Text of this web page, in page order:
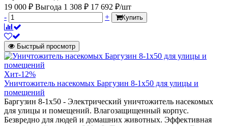
19 000 ₽ Выгода 1 308 ₽ 17 692 ₽/шт
-
+ Купить
Быстрый просмотр
Хит-12%
Уничтожитель насекомых Баргузин 8-1x50 для улицы и
помещений
Баргузин 8-1х50 - Электрический уничтожитель насекомых
для улицы и помещений. Влагозащищенный корпус.
Безвредно для людей и домашних животных. Эффективная